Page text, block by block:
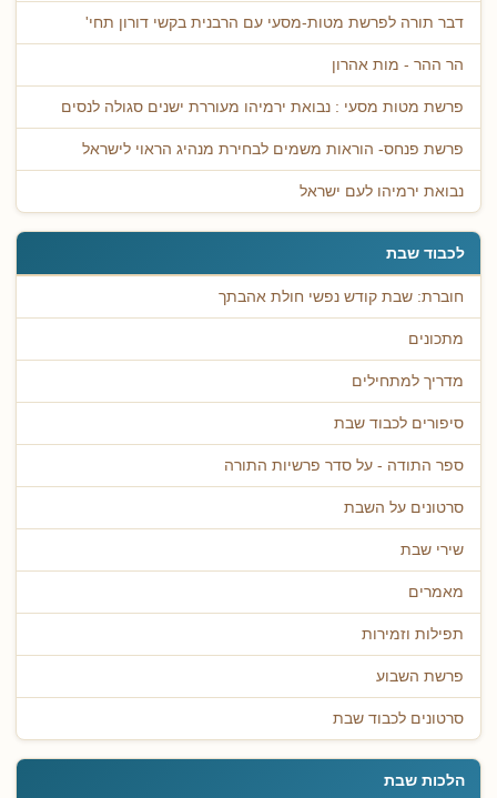
דבר תורה לפרשת מטות-מסעי עם הרבנית בקשי דורון תחי'
הר ההר - מות אהרון
פרשת מטות מסעי : נבואת ירמיהו מעוררת ישנים סגולה לנסים
פרשת פנחס- הוראות משמים לבחירת מנהיג הראוי לישראל
נבואת ירמיהו לעם ישראל
לכבוד שבת
חוברת: שבת קודש נפשי חולת אהבתך
מתכונים
מדריך למתחילים
סיפורים לכבוד שבת
ספר התודה - על סדר פרשיות התורה
סרטונים על השבת
שירי שבת
מאמרים
תפילות וזמירות
פרשת השבוע
סרטונים לכבוד שבת
הלכות שבת